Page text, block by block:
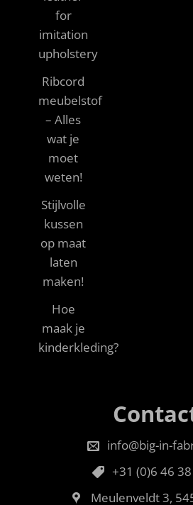
for
imitation
upholstery
Ribcord
meubelstof
– Alles
wat je
moet
weten!
Stijlvolle
kussen
op maat
laten
maken!
Hoe
maak je
kinderkleding?
info@big-in-
+31 (0)6 46
Meulenveldt 3,